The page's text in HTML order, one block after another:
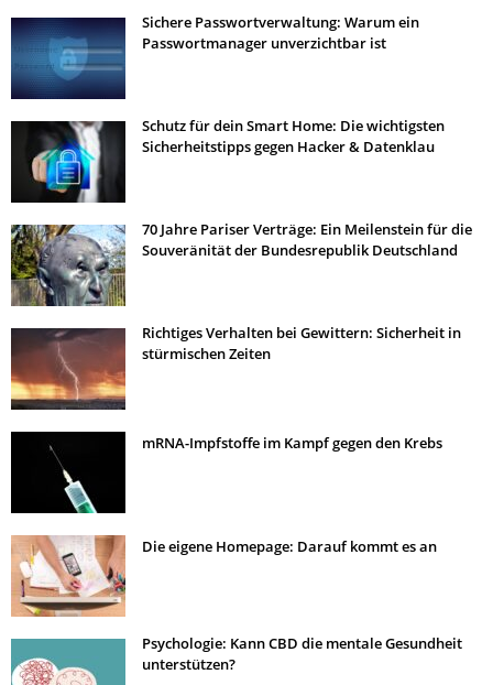
Sichere Passwortverwaltung: Warum ein
Passwortmanager unverzichtbar ist
Schutz für dein Smart Home: Die wichtigsten
Sicherheitstipps gegen Hacker & Datenklau
70 Jahre Pariser Verträge: Ein Meilenstein für die
Souveränität der Bundesrepublik Deutschland
Richtiges Verhalten bei Gewittern: Sicherheit in
stürmischen Zeiten
mRNA-Impfstoffe im Kampf gegen den Krebs
Die eigene Homepage: Darauf kommt es an
Psychologie: Kann CBD die mentale Gesundheit
unterstützen?